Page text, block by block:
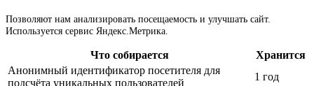
Позволяют нам анализировать посещаемость и улучшать сайт.
Используется сервис Яндекс.Метрика.
Что собирается
Хранится
Анонимный идентификатор посетителя для
подсчёта уникальных пользователей
1 год